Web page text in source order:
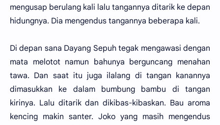
mengusap berulang kali lalu tangannya ditarik ke depan
hidungnya. Dia mengendus tangannya beberapa kali.
Di depan sana Dayang Sepuh tegak mengawasi dengan
mata melotot namun bahunya berguncang menahan
tawa. Dan saat itu juga ilalang di tangan kanannya
dimasukkan ke dalam bumbung bambu di tangan
kirinya. Lalu ditarik dan dikibas-kibaskan. Bau aroma
kencing makin santer. Joko yang masih mengendus